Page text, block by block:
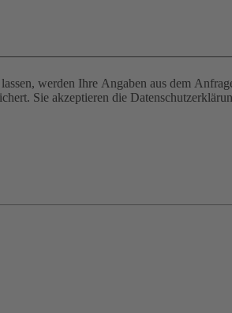
werden Ihre Angaben aus dem
Sie akzeptieren die